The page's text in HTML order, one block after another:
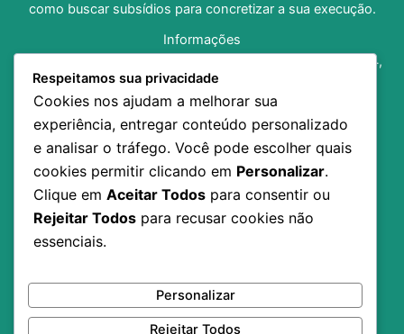
como buscar subsídios para concretizar a sua execução.
Informações
Av. Dom Pedro I, no 1312, Bairro Central, CEP 68.925-204,
Santana/AP
(96) 98138-8973
fundacaosancult@gmail.com
Horário de Funcionamento: 07h30 às 13h30
Inicio
A Fundação
Notícias
Editais
Transparência
Respeitamos sua privacidade
Cookies nos ajudam a melhorar sua
experiência, entregar conteúdo personalizado
e analisar o tráfego. Você pode escolher quais
cookies permitir clicando em Personalizar.
Clique em Aceitar Todos para consentir ou
Rejeitar Todos para recusar cookies não
essenciais.
Personalizar
Rejeitar Todos